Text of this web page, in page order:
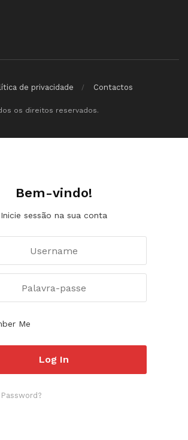
de privacidade Contactos
os direitos reservados.
Bem-vindo!
Inicie sessão na sua conta
Me